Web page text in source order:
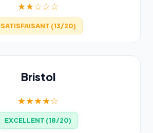
★★☆☆☆
SATISFAISANT (13/20)
Bristol
★★★★☆
EXCELLENT (18/20)